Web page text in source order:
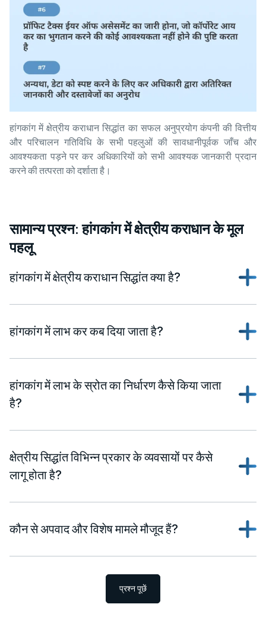
हांगकांग में क्षेत्रीय कराधान सिद्धांत का सफल अनुप्रयोग कंपनी की वित्तीय
और परिचालन गतिविधि के सभी पहलुओं की सावधानीपूर्वक जाँच और
आवश्यकता पड़ने पर कर अधिकारियों को सभी आवश्यक जानकारी प्रदान
करने की तत्परता को दर्शाता है।
सामान्य प्रश्न: हांगकांग में क्षेत्रीय कराधान के मूल
पहलू
हांगकांग में क्षेत्रीय कराधान सिद्धांत क्या है?
हांगकांग में लाभ कर कब दिया जाता है?
हांगकांग में लाभ के स्रोत का निर्धारण कैसे किया जाता
है?
क्षेत्रीय सिद्धांत विभिन्न प्रकार के व्यवसायों पर कैसे
लागू होता है?
कौन से अपवाद और विशेष मामले मौजूद हैं?
प्रश्न पूछें